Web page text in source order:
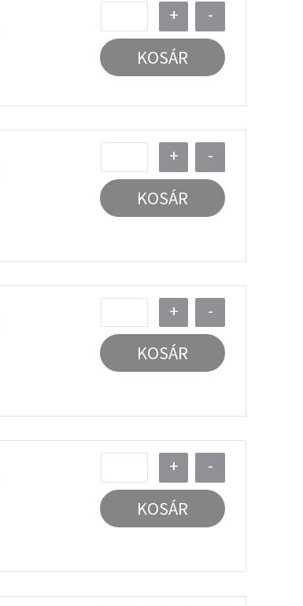
+
-
KOSÁR
+
-
KOSÁR
+
-
KOSÁR
+
-
KOSÁR